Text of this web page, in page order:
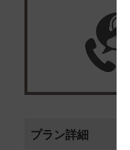
プラン詳細